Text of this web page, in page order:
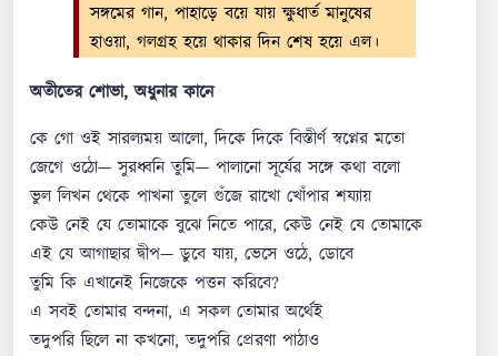
সঙ্গমের গান, পাহাড়ে বয়ে যায় ক্ষুধার্ত মানুষের
হাওয়া, গলগ্রহ হয়ে থাকার দিন শেষ হয়ে এল।
অতীতের শোভা, অধুনার কানে
কে গো ওই সারল্যময় আলো, দিকে দিকে বিস্তীর্ণ স্বপ্নের মতো
জেগে ওঠো— সুরধ্বনি তুমি— পালানো সূর্যের সঙ্গে কথা বলো
ভুল লিখন থেকে পাখনা তুলে গুঁজে রাখো খোঁপার শয্যায়
কেউ নেই যে তোমাকে বুঝে নিতে পারে, কেউ নেই যে তোমাকে
এই যে আগাছার দ্বীপ— ডুবে যায়, ভেসে ওঠে, ডোবে
তুমি কি এখানেই নিজেকে পত্তন করিবে?
এ সবই তোমার বন্দনা, এ সকল তোমার অর্থেই
তদুপরি ছিলে না কখনো, তদুপরি প্রেরণা পাঠাও